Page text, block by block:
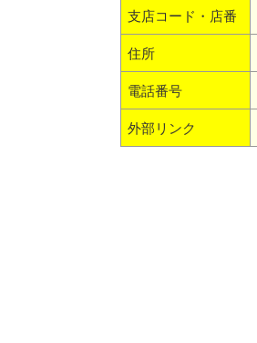
支店コード・店番
住所
電話番号
外部リンク